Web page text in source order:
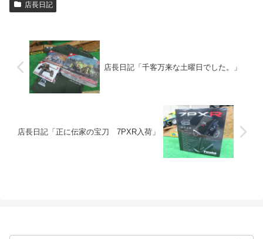
店長日記
店長日記「千客万来な土曜日でした。」
店長日記「正に伝家の宝刀 7PXR入荷」